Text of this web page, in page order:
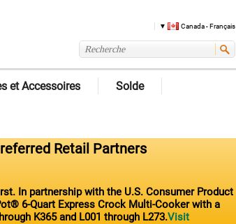
Canada - Français
et Accessoires Solde
Retail Partners
In partnership with the U.S. Consumer Product
6-Quart Express Crock Multi-Cooker with a
K365 and L001 through L273.Visit